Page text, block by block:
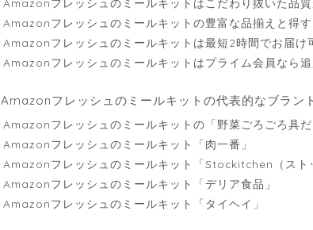
Amazonフレッシュのミールキットはこだわり抜いた品質
Amazonフレッシュのミールキットの豊富な品揃えと得
Amazonフレッシュのミールキットは最短2時間でお届け
Amazonフレッシュのミールキットはプライム会員なら
Amazonフレッシュのミールキットの代表的なブラン
Amazonフレッシュのミールキットの「野菜ごろごろ具だ
Amazonフレッシュのミールキット「肉一番」
Amazonフレッシュのミールキット「Stockitchen（スト
Amazonフレッシュのミールキット「デリア食品」
Amazonフレッシュのミールキット「タイヘイ」